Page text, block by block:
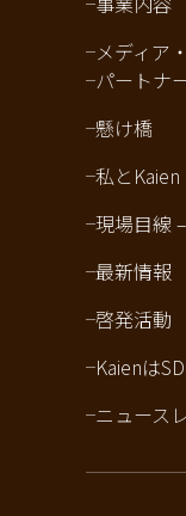
メディア
パートナ
懸け橋
私とKaien
現場目線
最新情報
啓発活動
Kaienは
ニュース